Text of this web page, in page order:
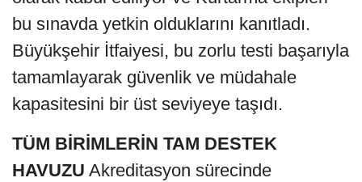
bu sınavda yetkin olduklarını kanıtladı.
Büyükşehir İtfaiyesi, bu zorlu testi başarıyla
tamamlayarak güvenlik ve müdahale
kapasitesini bir üst seviyeye taşıdı.
TÜM BİRİMLERİN TAM DESTEK
HAVUZU Akreditasyon sürecinde